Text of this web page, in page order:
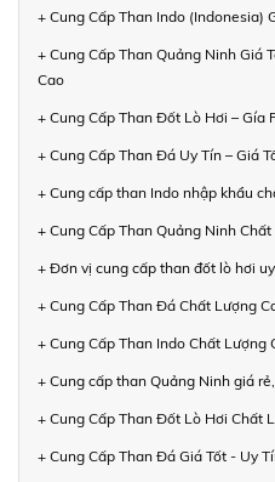
+ Cung Cấp Than Indo (Indonesia)
+ Cung Cấp Than Quảng Ninh Giá
Cao
+ Cung Cấp Than Đốt Lò Hơi – Gía
+ Cung Cấp Than Đá Uy Tín – Giá
+ Cung cấp than Indo nhập khẩu
+ Cung Cấp Than Quảng Ninh
+ Đơn vị cung cấp than đốt lò hơi
+ Cung Cấp Than Đá Chất Lượng
+ Cung Cấp Than Indo Chất Lượng
+ Cung cấp than Quảng Ninh giá
+ Cung Cấp Than Đốt Lò Hơi Chất
+ Cung Cấp Than Đá Giá Tốt - Uy